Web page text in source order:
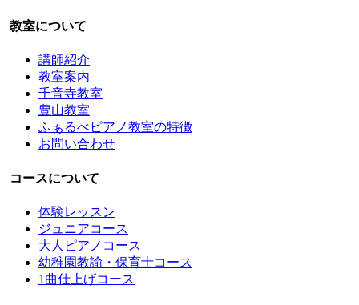
教室について
講師紹介
教室案内
千音寺教室
豊山教室
ふぁるべピアノ教室の特徴
お問い合わせ
コースについて
体験レッスン
ジュニアコース
大人ピアノコース
幼稚園教諭・保育士コース
1曲仕上げコース